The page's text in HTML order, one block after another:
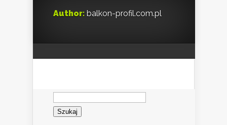
Author: balkon-profil.com.pl
Szukaj: